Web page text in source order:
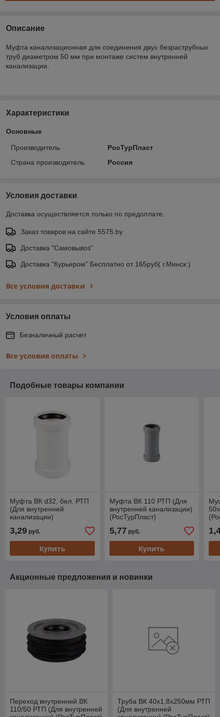
Описание
Муфта канализационная для соединения двух безраструбных
труб диаметром 50 мм при монтаже систем внутренней
канализации.
Характеристики
Основные
Производитель
РосТурПласт
Страна производитель
Россия
Условия доставки
Доставка осуществляется только по предоплате.
Заказ товаров на сайте 5575.by
Доставка "Самовывоз"
Доставка "Курьером" Бесплатно от 165руб( г.Минск:)
Все условия доставки
Условия оплаты
Безналичный расчет
Все условия оплаты
Подобные товары компании
Муфта ВК d32, бел. РТП
(Для внутренней
канализации)
3,29 руб.
Купить
Муфта ВК 110 РТП (Для
внутренней канализации)
(РосТурПласт)
5,77 руб.
Купить
Акционные предложения и новинки
Переход внутренний ВК
110/50 РТП (Для внутренней
Труба ВК 40х1,8х250мм РТП
(Для внутренней